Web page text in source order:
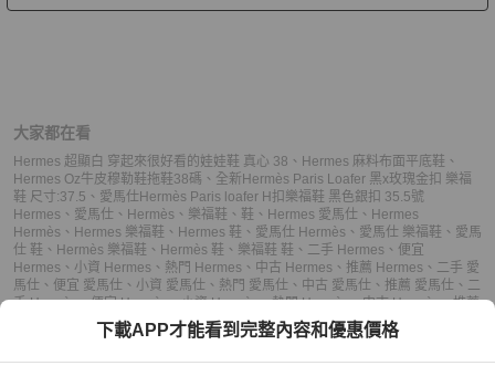
大家都在看
Hermes 超顯白 穿起來很好看的娃娃鞋 真心 38 、 Hermes 麻料布面平底鞋 、
Hermes Oz牛皮穆勒鞋拖鞋38碼 、 全新Hermès Paris Loafer 黑x玫瑰金扣 樂福
鞋 尺寸:37.5 、 愛馬仕Hermès Paris loafer H扣樂福鞋 黑色銀扣 35.5號
Hermes 、 愛馬仕 、 Hermès 、 樂福鞋 、 鞋 、 Hermes 愛馬仕 、 Hermes
Hermès 、 Hermes 樂福鞋 、 Hermes 鞋 、 愛馬仕 Hermès 、 愛馬仕 樂福鞋 、 愛馬
仕 鞋 、 Hermès 樂福鞋 、 Hermès 鞋 、 樂福鞋 鞋 、 二手 Hermes 、 便宜
Hermes 、 小資 Hermes 、 熱門 Hermes 、 中古 Hermes 、 推薦 Hermes 、 二手 愛
馬仕 、 便宜 愛馬仕 、 小資 愛馬仕 、 熱門 愛馬仕 、 中古 愛馬仕 、 推薦 愛馬仕 、 二
手 Hermès、便宜 Hermès、小資 Hermès、熱門 Hermès、中古 Hermès、推薦
二手 樂福鞋 、 便宜 樂福鞋、小資 樂福鞋、熱門 樂福鞋、
推薦 樂福鞋 、二手 鞋 、便宜 鞋、小資 鞋、熱門 鞋、中古 鞋、
下載APP才能看到完整內容和優惠價格